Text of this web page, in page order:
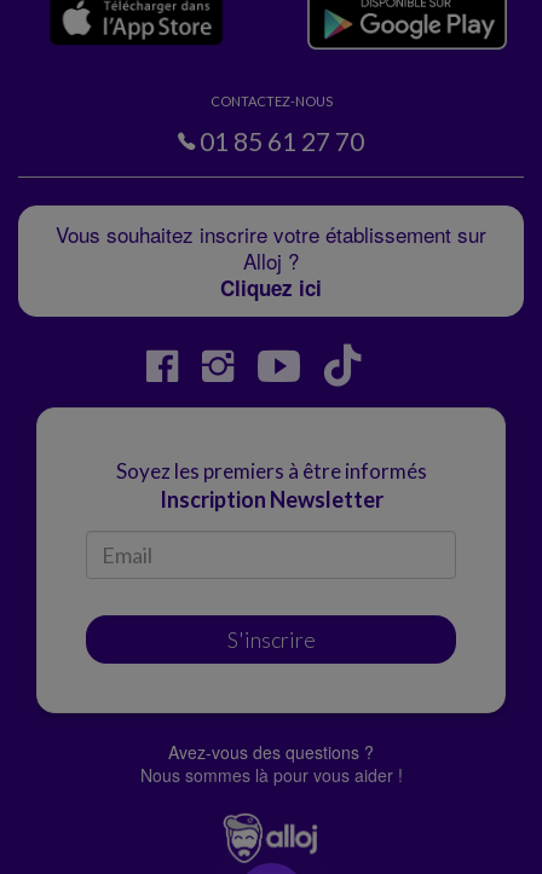
CONTACTEZ-NOUS
01 85 61 27 70
Vous souhaitez inscrire votre établissement sur
Alloj ?
Cliquez ici
Soyez les premiers à être informés
Inscription Newsletter
S'inscrire
Avez-vous des questions ?
Nous sommes là pour vous aider !